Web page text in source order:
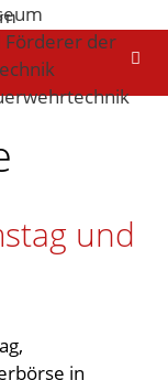
und
in